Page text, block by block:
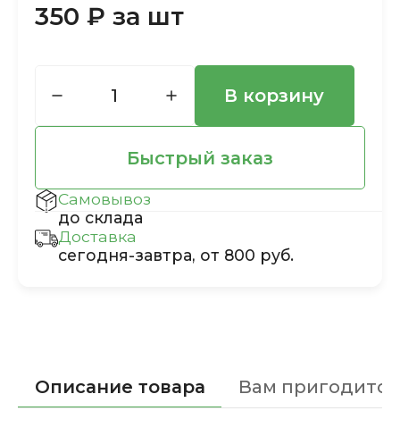
350 ₽ за шт
В корзину
Быстрый заказ
Самовывоз
до склада
Доставка
сегодня-завтра, от 800 руб.
Описание товара Вам пригодится